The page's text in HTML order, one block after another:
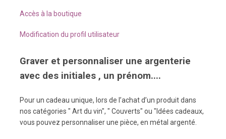
Accès à la boutique
Modification du profil utilisateur
Graver et personnaliser une argenterie
avec des initiales , un prénom....
Pour un cadeau unique, lors de l’achat d’un produit dans
nos catégories " Art du vin", " Couverts" ou "Idées cadeaux,
vous pouvez personnaliser une pièce, en métal argenté.